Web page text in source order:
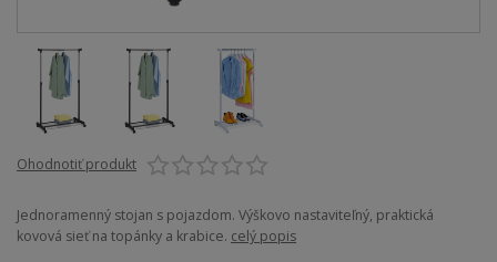
Ohodnotiť produkt
Jednoramenný stojan s pojazdom. Výškovo nastaviteľný, praktická
kovová sieť na topánky a krabice. celý popis